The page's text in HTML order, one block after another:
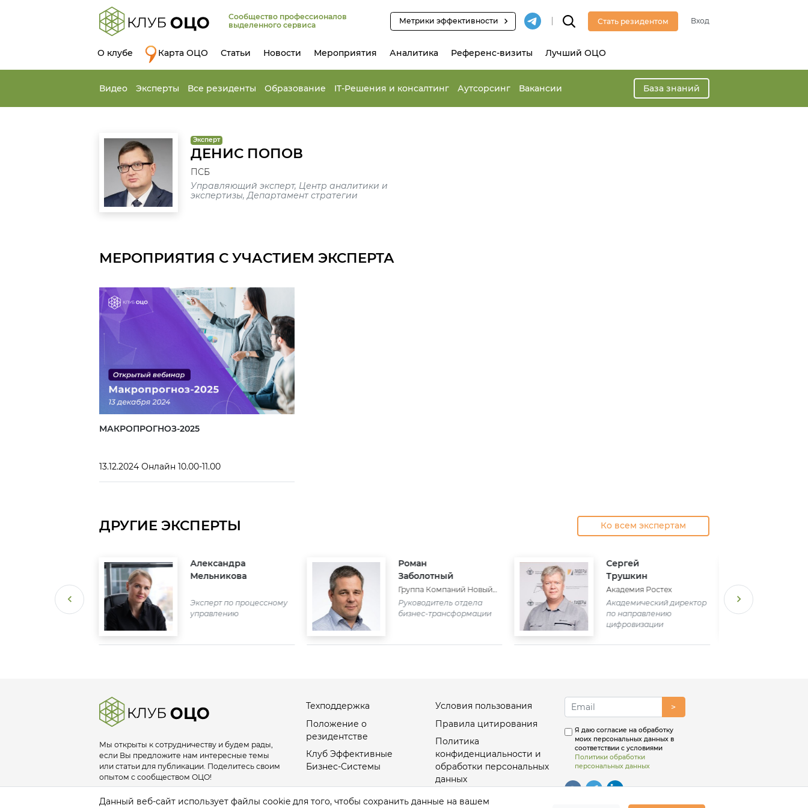
Сообщество профессионалов
выделенного сервиса
Метрики эффективности Стать резидентом Вход
О клубе Карта ОЦО Статьи Новости Мероприятия Аналитика Референс-визиты Лучший ОЦО
Видео Эксперты Все резиденты Образование IT-Решения и консалтинг Аутсорсинг Вакансии База знаний
Эксперт
ДЕНИС ПОПОВ
ПСБ
Управляющий эксперт, Центр аналитики и
экспертизы, Департамент стратегии
МЕРОПРИЯТИЯ С УЧАСТИЕМ ЭКСПЕРТА
МАКРОПРОГНОЗ-2025
13.12.2024 Онлайн 10.00-11.00
ДРУГИЕ ЭКСПЕРТЫ Ко всем экспертам
отдела по
Александра
Мельникова
Эксперт по процессному
управлению
Роман
Заболотный
Группа Компаний Новый
город
Руководитель отдела
бизнес-трансформации
Сергей
Трушкин
Академия Ростех
Академический директор
по направлению
цифровизации
Мы открыты к сотрудничеству и будем рады,
если Вы предложите нам интересные темы
или статьи для публикации. Поделитесь своим
опытом с сообществом ОЦО!
Техподдержка
Положение о
резидентстве
Клуб Эффективные
Бизнес-Системы
Условия пользования
Правила цитирования
Политика
конфиденциальности и
обработки персональных
данных
Настройки Cookies
>
Я даю согласие на обработку
моих персональных данных в
соответствии с условиями
Политики обработки
персональных данных
Данный веб-сайт использует файлы cookie для того, чтобы сохранить данные на вашем